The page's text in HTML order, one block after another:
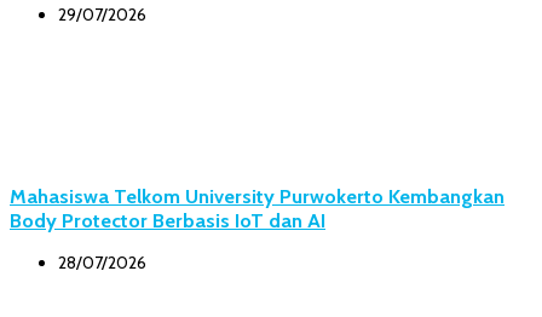
29/07/2026
Mahasiswa Telkom University Purwokerto Kembangkan
Body Protector Berbasis IoT dan AI
28/07/2026